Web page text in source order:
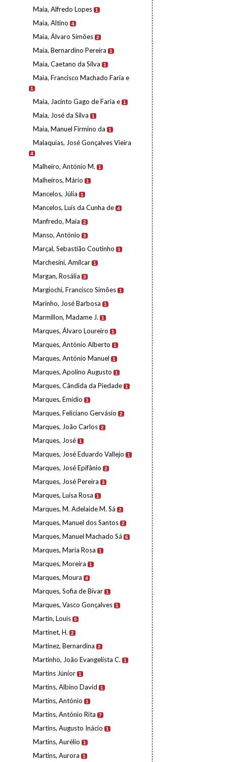
Maia, Alfredo Lopes 1
Maia, Altino 4
Maia, Álvaro Simões 2
Maia, Bernardino Pereira 1
Maia, Caetano da Silva 1
Maia, Francisco Machado Faria e
1
Maia, Jacinto Gago de Faria e 1
Maia, José da Silva 1
Maia, Manuel Firmino da 1
Malaquias, José Gonçalves Vieira
4
Malheiro, António M. 1
Malheiros, Mário 1
Mancelos, Júlia 1
Mancelos, Luís da Cunha de 4
Manfredo, Maia 2
Manso, António 3
Marçal, Sebastião Coutinho 1
Marchesini, Amílcar 1
Margan, Rosália 3
Margiochi, Francisco Simões 1
Marinho, José Barbosa 1
Marmillon, Madame J. 1
Marques, Álvaro Loureiro 1
Marques, António Alberto 1
Marques, António Manuel 1
Marques, Apolino Augusto 1
Marques, Cândida da Piedade 1
Marques, Emídio 1
Marques, Feliciano Gervásio 2
Marques, João Carlos 2
Marques, José 1
Marques, José Eduardo Vallejo 1
Marques, José Epifânio 2
Marques, José Pereira 3
Marques, Luísa Rosa 1
Marques, M. Adelaide M. Sá 2
Marques, Manuel dos Santos 2
Marques, Manuel Machado Sá 6
Marques, Maria Rosa 1
Marques, Moreira 1
Marques, Moura 4
Marques, Sofia de Bívar 1
Marques, Vasco Gonçalves 1
Martin, Louis 5
Martinet, H. 2
Martinez, Bernardina 2
Martinho, João Evangelista C. 1
Martins Júnior 1
Martins, Albino David 1
Martins, António 1
Martins, António Rita 7
Martins, Augusto Inácio 1
Martins, Aurélio 1
Martins, Aurora 1